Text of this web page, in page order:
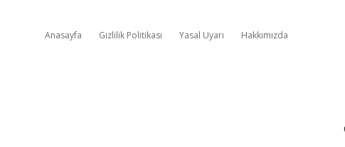
Anasayfa Gizlilik Politikası Yasal Uyarı Hakkımızda